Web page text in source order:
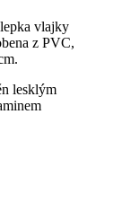
vlajky
z PVC,
lesklým